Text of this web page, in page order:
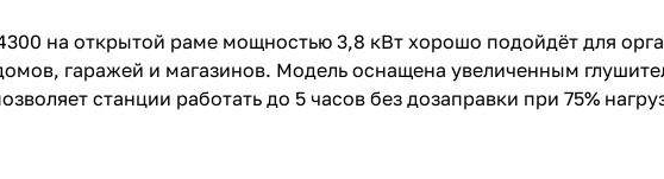
на открытой раме мощностью 3,8 кВт хорошо подойдёт для
гаражей и магазинов. Модель оснащена увеличенным
станции работать до 5 часов без дозаправки при 75%
раз в 2 недели